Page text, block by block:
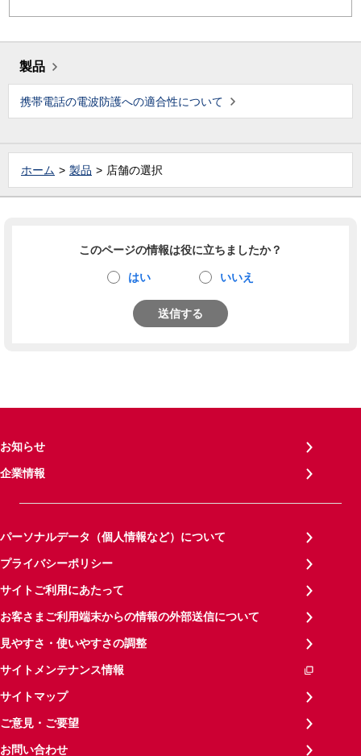
製品
携帯電話の電波防護への適合性について
ホーム 製品 店舗の選択
このページの情報は役に立ちましたか？
はい いいえ
送信する
お知らせ
企業情報
パーソナルデータ（個人情報など）について
プライバシーポリシー
サイトご利用にあたって
お客さまご利用端末からの情報の外部送信について
見やすさ・使いやすさの調整
サイトメンテナンス情報
サイトマップ
ご意見・ご要望
お問い合わせ